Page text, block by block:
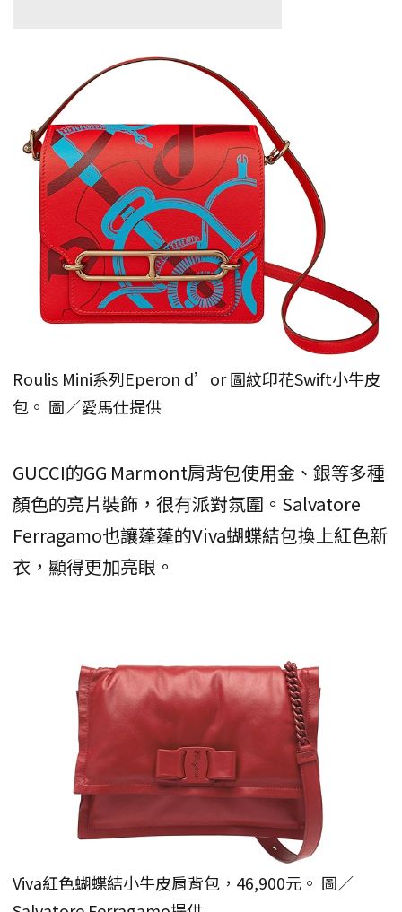
Roulis Mini系列Eperon d’or 圖紋印花Swift小牛皮
包。 圖／愛馬仕提供
GUCCI的GG Marmont肩背包使用金、銀等多種
顏色的亮片裝飾，很有派對氛圍。Salvatore
Ferragamo也讓蓬蓬的Viva蝴蝶結包換上紅色新
衣，顯得更加亮眼。
Viva紅色蝴蝶結小牛皮肩背包，46,900元。 圖／